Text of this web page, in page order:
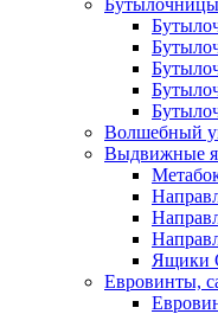
Бутылочницы
Волшебный
Выдвижные
Ящики
Евровинты,